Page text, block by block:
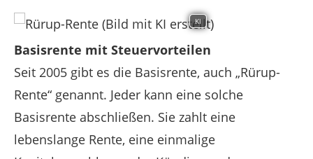
KI
Basisrente mit Steuervorteilen
Seit 2005 gibt es die Basisrente, auch „Rürup-
Rente“ genannt. Jeder kann eine solche
Basisrente abschließen. Sie zahlt eine
lebenslange Rente, eine einmalige